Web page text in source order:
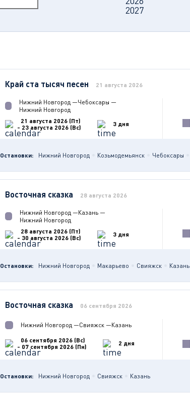
2027
Край ста тысяч песен 21 августа 2026
Нижний Новгород —Чебоксары —
Нижний Новгород
21 августа 2026 (Пт)
- 23 августа 2026 (Вс)
3 дня
Остановки: Нижний Новгород Козьмодемьянск Чебоксары
Восточная сказка 28 августа 2026
Нижний Новгород —Казань —
Нижний Новгород
28 августа 2026 (Пт)
- 30 августа 2026 (Вс)
3 дня
Остановки: Нижний Новгород Макарьево Свияжск Казань
Восточная сказка 06 сентября 2026
Нижний Новгород —Свияжск —Казань
06 сентября 2026 (Вс)
- 07 сентября 2026 (Пн)
2 дня
Остановки: Нижний Новгород Свияжск Казань